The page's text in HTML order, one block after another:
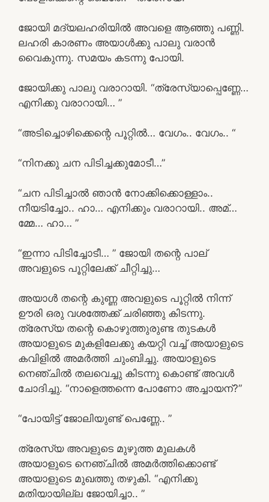
ജോയി മദ്യലഹരിയിൽ അവളെ ആഞ്ഞു പണ്ണി.
ലഹരി കാരണം അയാൾക്കു പാലു വരാൻ
വൈകുന്നു. സമയം കടന്നു പോയി.
ജോയിക്കു പാലു വരാറായി. “ത്രേസ്യാപ്പെണ്ണേ…
എനിക്കു വരാറായി… ”
“അടിച്ചൊഴിക്കെന്റെ പൂറ്റിൽ… വേഗം.. വേഗം.. “
“നിനക്കു ചന പിടിച്ചക്കുമോടീ…”
“ചന പിടിച്ചാൽ ഞാൻ നോക്കിക്കൊള്ളാം..
നീയടിച്ചോ.. ഹാ… എനിക്കും വരാറായി.. അമ്…
മ്മേ… ഹാ… ”
“ഇന്നാ പിടിച്ചോടീ… ” ജോയി തന്റെ പാല്
അവളുടെ പൂറ്റിലേക്ക് ചീറ്റിച്ചു…
അയാൾ തന്റെ കുണ്ണ അവളുടെ പൂറ്റിൽ നിന്ന്
ഊരി ഒരു വശത്തേക്ക് ചരിഞ്ഞു കിടന്നു.
ത്രേസ്യ തന്റെ കൊഴുത്തുരുണ്ട തുടകൾ
അയാളുടെ മുകളിലേക്കു കയറ്റി വച്ച് അയാളുടെ
കവിളിൽ അമർത്തി ചുംബിച്ചു. അയാളുടെ
നെഞ്ചിൽ തലവെച്ചു കിടന്നു കൊണ്ട് അവൾ
ചോദിച്ചു. “നാളെത്തന്നെ പോണോ അച്ചായന്?”
“പോയിട്ട് ജോലിയുണ്ട് പെണ്ണേ.. ”
ത്രേസ്യ അവളുടെ മുഴുത്ത മുലകൾ
അയാളുടെ നെഞ്ചിൽ അമർത്തിക്കൊണ്ട്
അയാളുടെ മുഖത്തു തഴുകി. “എനിക്കു
മതിയായില്ല ജോയിച്ചാ.. ”